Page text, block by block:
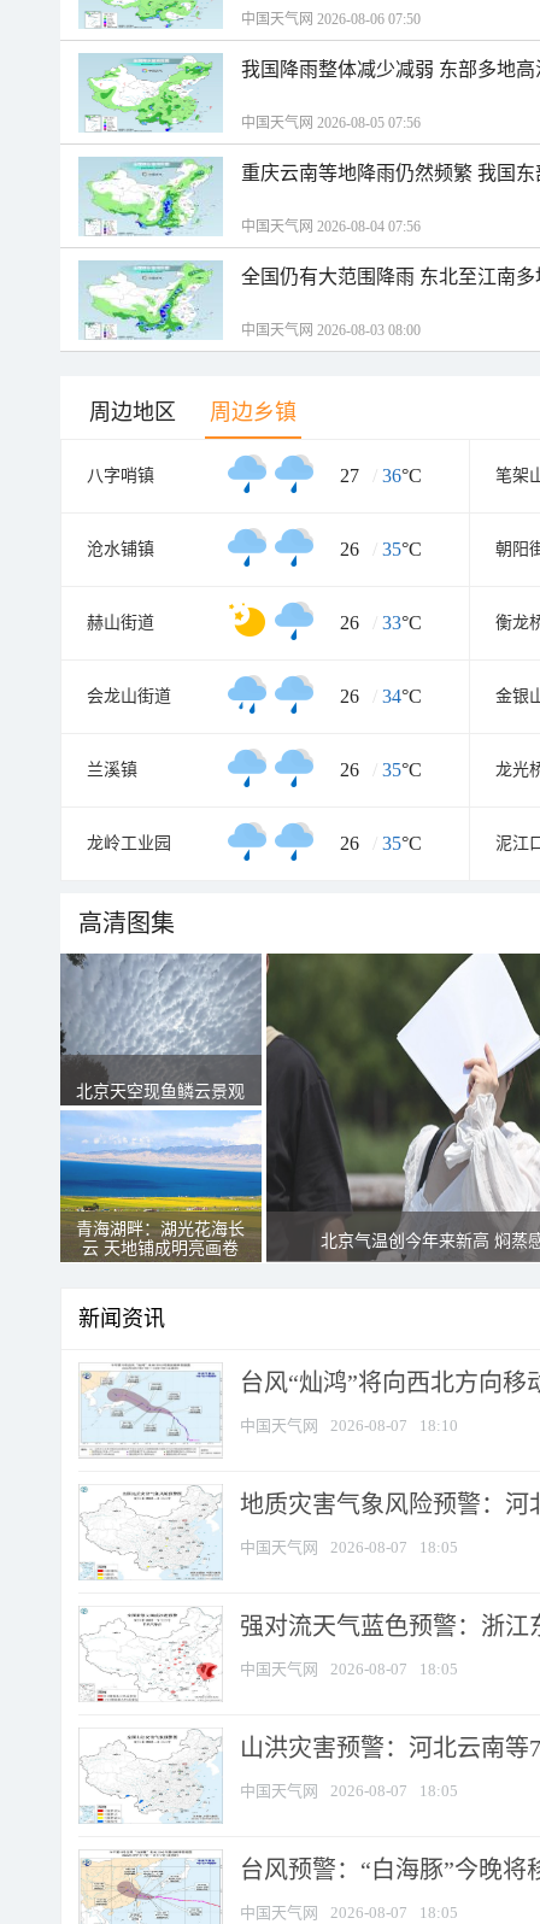
中国天气网 2026-08-06 07:50
我国降雨整体减少减弱 东部多地
中国天气网 2026-08-05 07:56
重庆云南等地降雨仍然频繁 我国
中国天气网 2026-08-04 07:56
全国仍有大范围降雨 东北至江南
中国天气网 2026-08-03 08:00
周边地区 周边乡镇
八字哨镇 27 / 36°C 笔架
沧水铺镇 26 / 35°C 朝阳
赫山街道 26 / 33°C 衡龙
会龙山街道 26 / 34°C 金银
兰溪镇 26 / 35°C 龙光
龙岭工业园 26 / 35°C 泥江
高清图集
北京天空现鱼鳞云景观
青海湖畔：湖光花海长
云 天地铺成明亮画卷
北京气温创今年来新高 焖蒸
新闻资讯
台风“灿鸿”将向西北方向移
中国天气网 2026-08-07 18:10
地质灾害气象风险预警：河
中国天气网 2026-08-07 18:05
强对流天气蓝色预警：浙江
中国天气网 2026-08-07 18:05
山洪灾害预警：河北云南
中国天气网 2026-08-07 18:05
台风预警：“白海豚”今晚将
中国天气网 2026-08-07 18:05